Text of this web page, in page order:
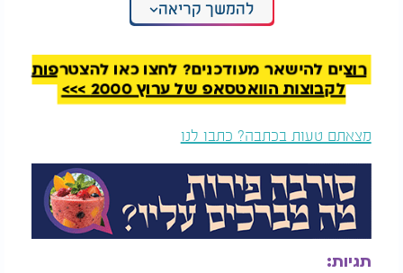
התיירות בפורטוגל פרסם הודעת אבל והביע תנחומים
למשפחות ההרוגים.
להמשך קריאה
רוצים להישאר מעודכנים? לחצו כאן להצטרפות
לקבוצות הוואטסאפ של ערוץ 2000 >>>
מצאתם טעות בכתבה? כתבו לנו
תגיות: